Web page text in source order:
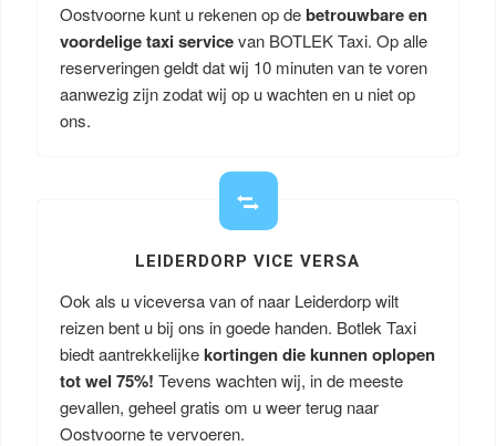
Oostvoorne kunt u rekenen op debetrouwbare en
voordelige taxi servicevan BOTLEK Taxi. Op alle
reserveringen geldt dat wij 10 minuten van te voren
aanwezig zijn zodat wij op u wachten en u niet op
ons.
LEIDERDORP VICE VERSA
Ook als u viceversa van of naar Leiderdorp wilt
reizen bent u bij ons in goede handen. Botlek Taxi
biedt aantrekkelijkekortingen die kunnen oplopen
tot wel 75%! Tevens wachten wij, in de meeste
gevallen, geheel gratis om u weer terug naar
Oostvoorne te vervoeren.